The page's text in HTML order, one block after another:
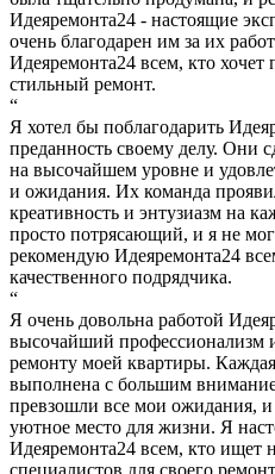
Идеяремонта24 - настоящие
очень благодарен им за их
Идеяремонта24 всем, кто хочет
стильный ремонт.
“
Я хотел бы поблагодарить
преданность своему делу. Они
на высочайшем уровне и
и ожидания. Их команда
креативность и энтузиазм на
просто потрясающий, и я не
рекомендую Идеяремонта24
качественного подрядчика.
“
Я очень довольна работой
высочайший профессионализм
ремонту моей квартиры.
выполнена с большим
превзошли все мои ожидания, и
уютное место для жизни. Я
Идеяремонта24 всем, кто ищет
специалистов для своего